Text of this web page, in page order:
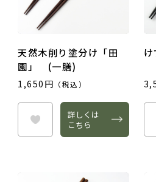
退職祝い
普段使い・自宅用
産地独自の塗り箸（津軽・若狭・輪
イベント・記念品・ノベルティオリ
トより承ります）
限定品・特別仕様品
お問い合わせ
プライバシー
特定商取引法に基づく表示
天然木削り塗分け「田
園」 (一膳)
1,650円 （税込）
詳しくは
こちら